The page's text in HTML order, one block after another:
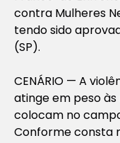
contra Mulheres
tendo sido
(SP).
CENÁRIO — A
atinge em peso
colocam no
Conforme consta